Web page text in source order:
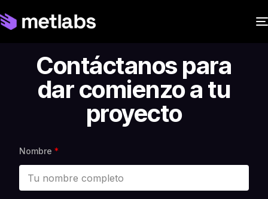
Contáctanos para
dar comienzo a tu
proyecto
Nombre *